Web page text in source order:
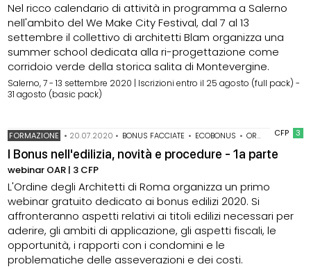
Nel ricco calendario di attività in programma a Salerno
nell'ambito del We Make City Festival, dal 7 al 13
settembre il collettivo di architetti Blam organizza una
summer school dedicata alla ri-progettazione come
corridoio verde della storica salita di Montevergine.
Salerno, 7 - 13 settembre 2020 | Iscrizioni entro il 25 agosto (full pack) -
31 agosto (basic pack)
CFP 3
FORMAZIONE • 20.07.2020 • BONUS FACCIATE • ECOBONUS • ORDINE ARCHITETTI ROMA
I Bonus nell'edilizia, novità e procedure - 1a parte
webinar OAR | 3 CFP
L'Ordine degli Architetti di Roma organizza un primo
webinar gratuito dedicato ai bonus edilizi 2020. Si
affronteranno aspetti relativi ai titoli edilizi necessari per
aderire, gli ambiti di applicazione, gli aspetti fiscali, le
opportunità, i rapporti con i condomini e le
problematiche delle asseverazioni e dei costi.